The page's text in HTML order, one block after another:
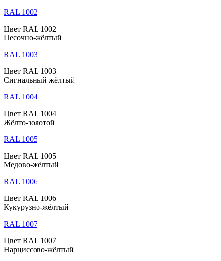
RAL 1002
Цвет RAL 1002
Песочно-жёлтый
RAL 1003
Цвет RAL 1003
Сигнальный жёлтый
RAL 1004
Цвет RAL 1004
Жёлто-золотой
RAL 1005
Цвет RAL 1005
Медово-жёлтый
RAL 1006
Цвет RAL 1006
Кукурузно-жёлтый
RAL 1007
Цвет RAL 1007
Нарциссово-жёлтый